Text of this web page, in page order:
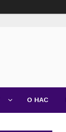
О НАС